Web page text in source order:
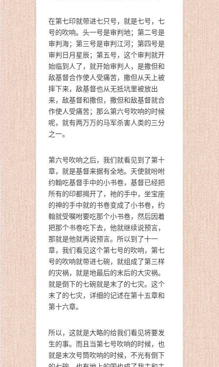
在第七印就带进七只号，就是七号，七
号的吹响。头一号是审判地；第二号是
审判海；第三号是审判江河；第四号是
审判日月星辰；第五号，这个审判就开
始临到人了，就开始审判人，是撒但和
敌基督合作使人受痛苦，撒但从天上被
摔下来，敌基督也从无抵坑里被放出
来，敌基督和撒但，撒但和敌基督就合
作使人受痛苦；那么第六号吹响的时候
呢，就有两万万的马军杀害人类的三分
之一。
第六号吹响之后，我们就看见到了第十
章，就是基督来据有全地。天使就吩咐
约翰吃基督手中的小书卷，基督已经把
所有的印都揭开了，祂的手中，坐宝座
的神的手中就的书卷变成了小书卷，约
翰就受嘱咐要吃那个小书卷，然后因着
把那个书卷吃下去，他就继续说预言，
那就是他就再说预言。所以到了十一
章，我们看见这个第七号的吹响，第七
号的吹响就带进七碗，就组成了第三样
的灾祸，就是地最后的末后的大灾祸。
就是倒下的七碗就是末了的七灾。这个
末了的七灾，详细的记述在第十五章和
第十六章。
所以，这就是大略的给我们看见将要发
生的事。而且当第七号吹响的时候，也
就是末次号筒吹响的时候，不光有倒下